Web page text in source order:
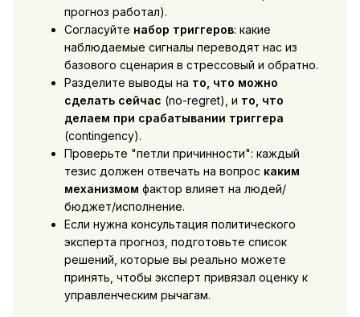
прогноз работал).
Согласуйте набор триггеров: какие
наблюдаемые сигналы переводят нас из
базового сценария в стрессовый и обратно.
Разделите выводы на то, что можно
сделать сейчас (no-regret), и то, что
делаем при срабатывании триггера
(contingency).
Проверьте "петли причинности": каждый
тезис должен отвечать на вопрос каким
механизмом фактор влияет на людей/
бюджет/исполнение.
Если нужна консультация политического
эксперта прогноз, подготовьте список
решений, которые вы реально можете
принять, чтобы эксперт привязал оценку к
управленческим рычагам.